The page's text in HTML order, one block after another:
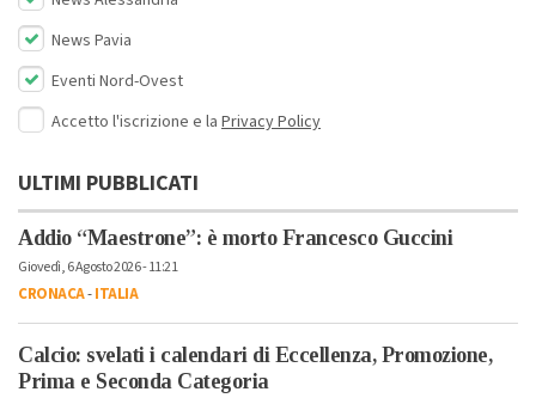
News Pavia
Eventi Nord-Ovest
Accetto l'iscrizione e la Privacy Policy
ULTIMI PUBBLICATI
Addio “Maestrone”: è morto Francesco Guccini
Giovedì, 6 Agosto 2026 - 11:21
CRONACA-ITALIA
Calcio: svelati i calendari di Eccellenza, Promozione,
Prima e Seconda Categoria